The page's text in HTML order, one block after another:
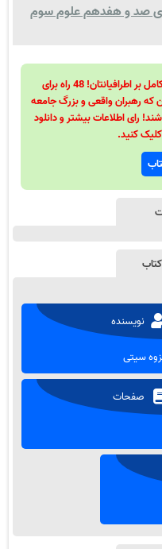
صد و هفدهم علوم سوم
48 قانون قدرت! 48 فرمول برای تسلط کامل بر اطرافیانتان! 48 راه برای
جمع و زیر دستانتان! 48 قانون که رهبران واقعی و بزرگ جامعه
رای اطلاعات بیشتر و دانلود
کنید.
نویسنده
سیتی
صفحات